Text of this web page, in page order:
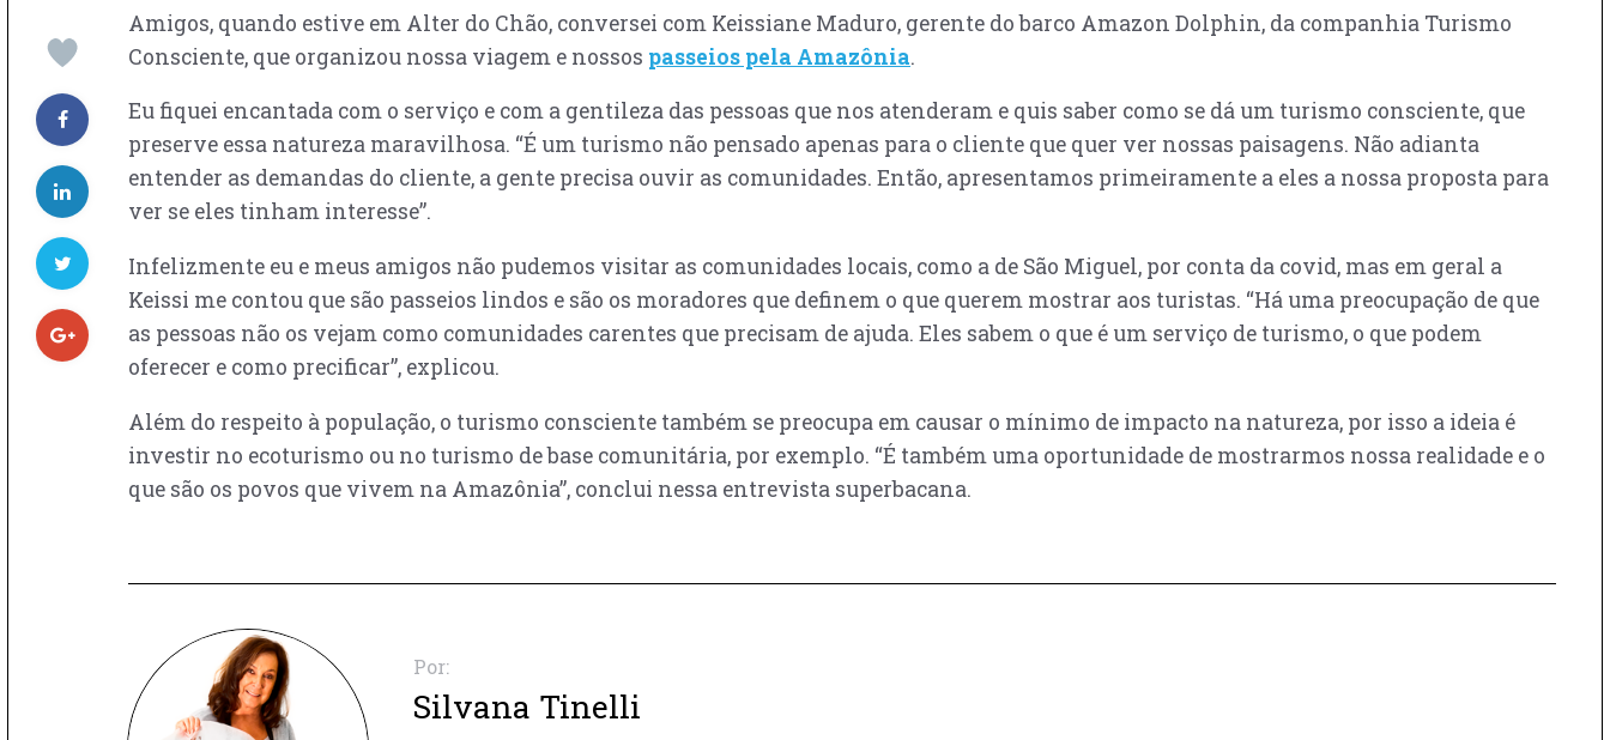
Amigos, quando estive em Alter do Chão, conversei com Keissiane Maduro, gerente do barco Amazon Dolphin, da companhia Turismo
Consciente, que organizou nossa viagem e nossos passeios pela Amazônia.
Eu fiquei encantada com o serviço e com a gentileza das pessoas que nos atenderam e quis saber como se dá um turismo consciente, que
preserve essa natureza maravilhosa. “É um turismo não pensado apenas para o cliente que quer ver nossas paisagens. Não adianta
entender as demandas do cliente, a gente precisa ouvir as comunidades. Então, apresentamos primeiramente a eles a nossa proposta para
ver se eles tinham interesse”.
Infelizmente eu e meus amigos não pudemos visitar as comunidades locais, como a de São Miguel, por conta da covid, mas em geral a
Keissi me contou que são passeios lindos e são os moradores que definem o que querem mostrar aos turistas. “Há uma preocupação de que
as pessoas não os vejam como comunidades carentes que precisam de ajuda. Eles sabem o que é um serviço de turismo, o que podem
oferecer e como precificar”, explicou.
Além do respeito à população, o turismo consciente também se preocupa em causar o mínimo de impacto na natureza, por isso a ideia é
investir no ecoturismo ou no turismo de base comunitária, por exemplo. “É também uma oportunidade de mostrarmos nossa realidade e o
que são os povos que vivem na Amazônia”, conclui nessa entrevista superbacana.
Por:
Silvana Tinelli